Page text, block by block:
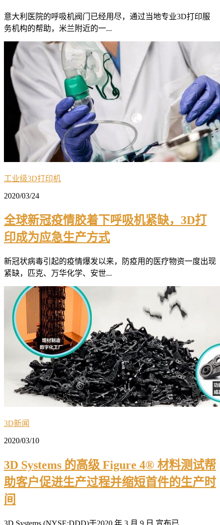
意大利医院的呼吸机阀门已经用尽，通过当地专业3D打印服
务机构的帮助，米兰附近的一...
工业级3D打印机
2020/03/24
全球新冠疫情胶着下呼吸机紧缺，3D打
印成为应急生产方式
新冠状病毒引起的疫情爆发以来，防疫用的医疗物资一度出现
紧缺，匹克、万华化学、安世...
3D新闻
2020/03/10
3D Systems 的高级 Figure 4® 材料测试帮
助客户促进生产过程并缩短首件的生产时
间
3D Systems (NYSE:DDD)于2020 年 3 月 9 日 宣布已...